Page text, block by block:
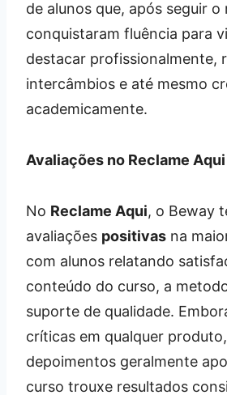
de alunos que, após seguir o
conquistaram fluência para
destacar profissionalmente,
intercâmbios e até mesmo
academicamente.
Avaliações no Reclame Aqui
No Reclame Aqui, o Beway
avaliações positivas na
com alunos relatando
conteúdo do curso, a
suporte de qualidade.
críticas em qualquer
depoimentos geralmente
curso trouxe resultados